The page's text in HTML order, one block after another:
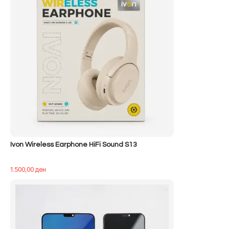
Ivon Wireless Earphone HiFi Sound S13
1.500,00ден